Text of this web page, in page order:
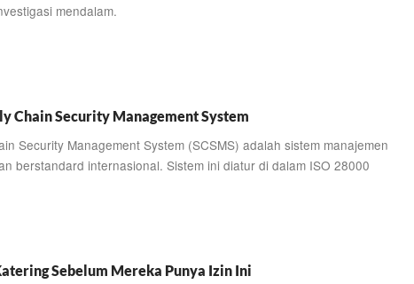
mendalam.
Chain Security Management System
Security Management System (SCSMS) adalah sistem manajemen
berstandard internasional. Sistem ini diatur di dalam ISO 28000
Sebelum Mereka Punya Izin Ini